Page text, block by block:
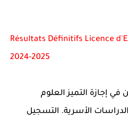
Résultats Définitifs Licence
2024-2025
في إجازة التميز العلوم
الأسرية. التسجيل